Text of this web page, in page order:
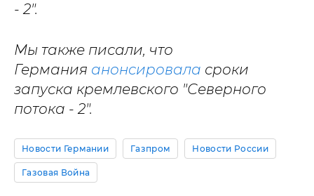
- 2".
Мы также писали, что
Германия анонсировала сроки
запуска кремлевского "Северного
потока - 2".
Новости Германии Газпром Новости России
Газовая Война